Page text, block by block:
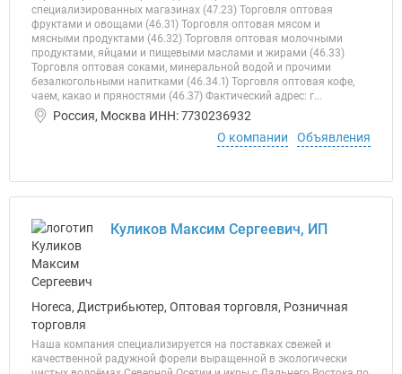
специализированных магазинах (47.23) Торговля оптовая
фруктами и овощами (46.31) Торговля оптовая мясом и
мясными продуктами (46.32) Торговля оптовая молочными
продуктами, яйцами и пищевыми маслами и жирами (46.33)
Торговля оптовая соками, минеральной водой и прочими
безалкогольными напитками (46.34.1) Торговля оптовая кофе,
чаем, какао и пряностями (46.37) Фактический адрес: г...
Россия, Москва ИНН: 7730236932
О компании
Объявления
Куликов Максим Сергеевич, ИП
Horeca, Дистрибьютер, Оптовая торговля, Розничная
торговля
Наша компания специализируется на поставках свежей и
качественной радужной форели выращенной в экологически